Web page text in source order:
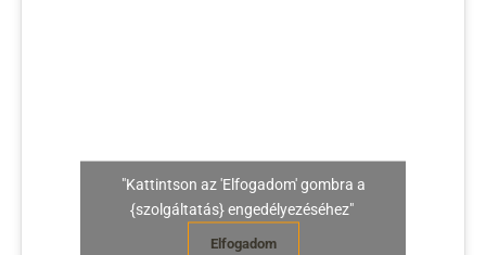
"Kattintson az 'Elfogadom' gombra a
{szolgáltatás} engedélyezéséhez"
Elfogadom